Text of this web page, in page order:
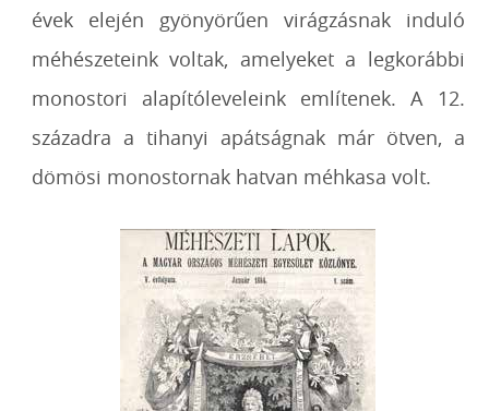
évek elején gyönyörűen virágzásnak induló
méhészeteink voltak, amelyeket a legkorábbi
monostori alapítóleveleink említenek. A 12.
századra a tihanyi apátságnak már ötven, a
dömösi monostornak hatvan méhkasa volt.